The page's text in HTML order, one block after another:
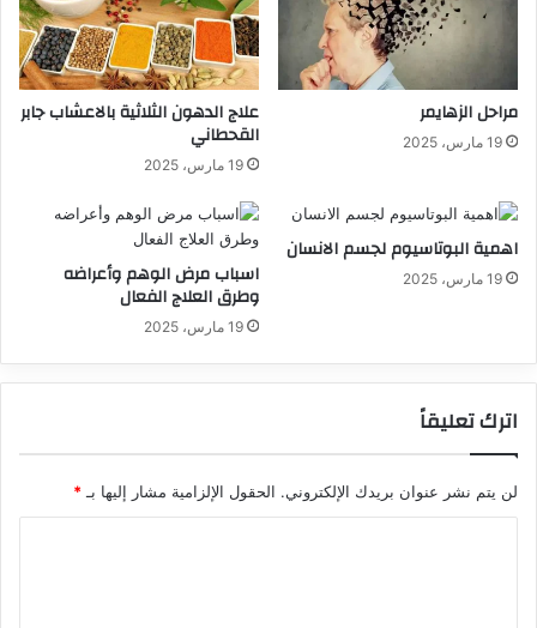
مراحل الزهايمر
19 مارس، 2025
علاج الدهون الثلاثية بالاعشاب جابر
القحطاني
19 مارس، 2025
اهمية البوتاسيوم لجسم الانسان
19 مارس، 2025 اسباب مرض الوهم وأعراضه
وطرق العلاج الفعال
19 مارس، 2025
اترك تعليقاً
لن يتم نشر عنوان بريدك الإلكتروني. الحقول الإلزامية مشار إليها بـ *